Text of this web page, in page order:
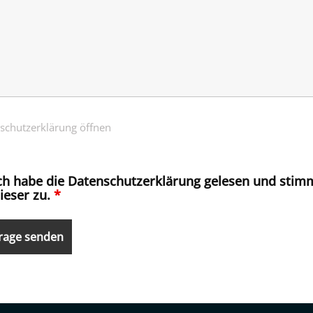
öffnen
habe die Datenschutzerklärung gelesen und
zu. *